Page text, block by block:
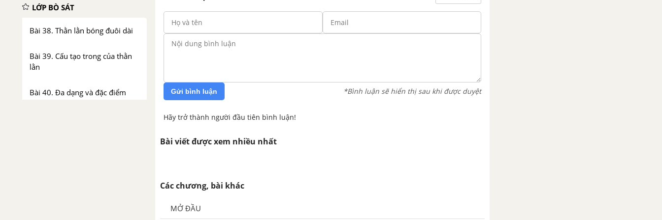
LỚP BÒ SÁT
Bài 38. Thằn lằn bóng đuôi dài
Bài 39. Cấu tạo trong của thằn
lằn
Bài 40. Đa dạng và đặc điểm
Gửi bình luận *Bình luận sẽ hiển thị sau khi được duyệt
Hãy trở thành người đầu tiên bình luận!
Bài viết được xem nhiều nhất
Các chương, bài khác
MỞ ĐẦU